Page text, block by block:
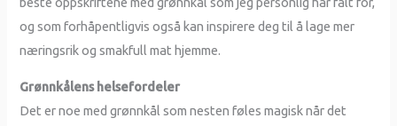
og som forhåpentligvis også kan inspirere deg til å lage mer
næringsrik og smakfull mat hjemme.
Grønnkålens helsefordeler
Det er noe med grønnkål som nesten føles magisk når det